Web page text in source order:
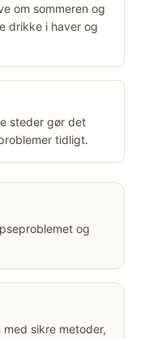
om sommeren og
drikke i haver og
steder gør det
tidligt.
og
sikre metoder,